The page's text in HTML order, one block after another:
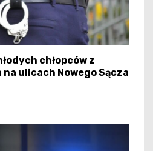
chłopców z
ulicach Nowego Sącza